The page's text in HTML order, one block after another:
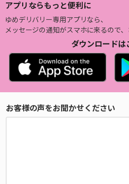
アプリならもっと便利に
ゆめデリバリー専用アプリなら、
メッセージの通知がスマホに来るので、
ダウンロードは
お客様の声をお聞かせください